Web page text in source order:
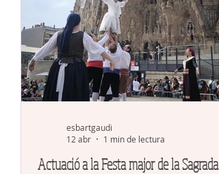
Actuació a la Festa major de la Sagrada
esbartgaudi
12 abr
1 min de lectura